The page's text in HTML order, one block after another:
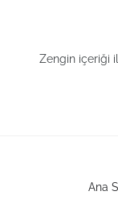
Zengin içeriği
Ana